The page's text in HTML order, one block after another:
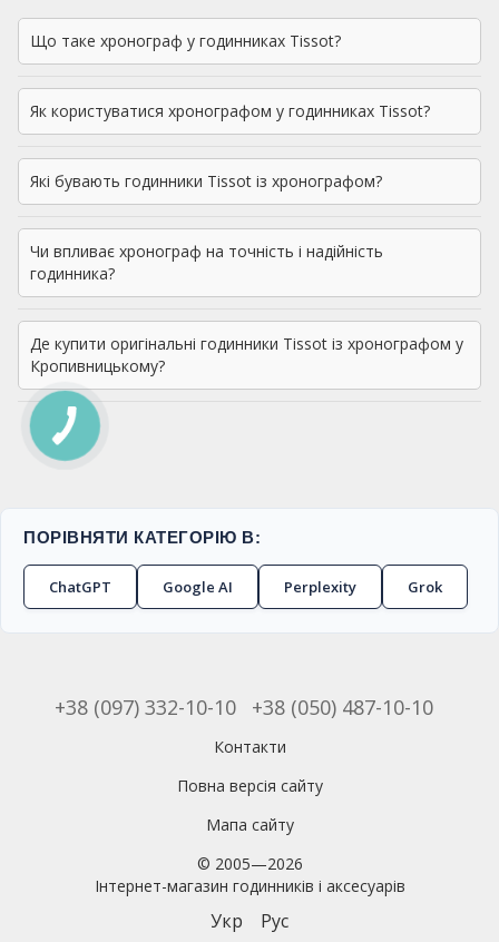
Що таке хронограф у годинниках Tissot?
Як користуватися хронографом у годинниках Tissot?
Які бувають годинники Tissot із хронографом?
Чи впливає хронограф на точність і надійність
годинника?
Де купити оригінальні годинники Tissot із хронографом у
Кропивницькому?
ПОРІВНЯТИ КАТЕГОРІЮ В:
ChatGPT Google AI Perplexity Grok
+38 (097) 332-10-10 +38 (050) 487-10-10
Контакти
Повна версія сайту
Мапа сайту
© 2005—2026
Інтернет-магазин годинників і аксесуарів
Укр Рус